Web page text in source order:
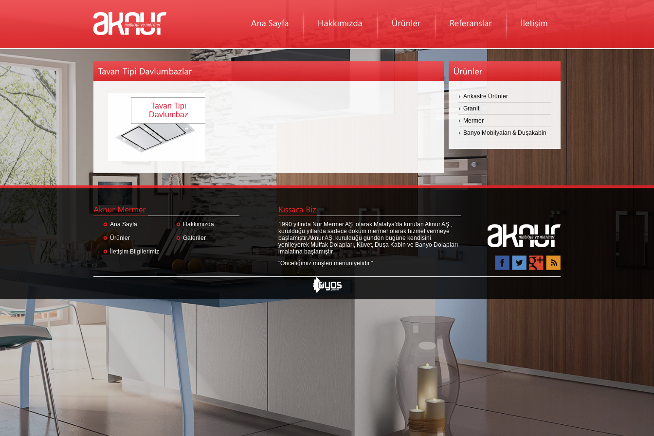
Tavan Tipi
Davlumbaz
Ankastre Ürünler
Granit
Mermer
Banyo Mobilyaları & Duşakabin
Ana Sayfa
Hakkımızda
Ürünler
Galeriler
İletişim Bilgilerimiz
1990 yılında Nur Mermer AŞ. olarak Malatya'da kurulan Aknur AŞ.,
kurulduğu yıllarda sadece döküm mermer olarak hizmet vermeye
başlamıştır.Aknur AŞ. kurulduğu günden bugüne kendisini
yenileyerek Mutfak Dolapları, Küvet, Duşa Kabin ve Banyo Dolapları
imalatına başlamıştır.
"Önceliğimiz müşteri menuniyetidir."